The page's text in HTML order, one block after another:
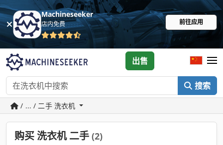
Machineseeker
店内免费 前往应用
搜索
出售
/ ... / 二手 洗衣机
购买 洗衣机 二手 (2)